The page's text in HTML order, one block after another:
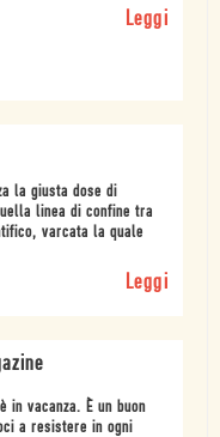
Leggi
la giusta dose di
linea di confine tra
varcata la quale
Leggi
in vacanza. È un buon
a resistere in ogni